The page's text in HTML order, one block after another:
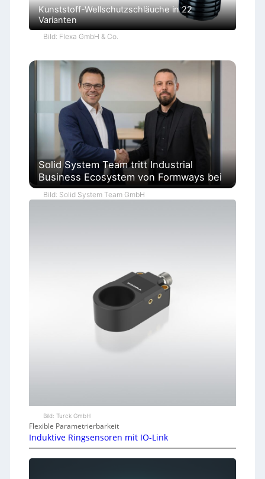
Kunststoff-Wellschutzschläuche in 22
Varianten
Bild: Flexa GmbH & Co.
Solid System Team tritt Industrial
Business Ecosystem von Formways bei
Bild: Solid System Team GmbH
Bild: Turck GmbH
Flexible Parametrierbarkeit
Induktive Ringsensoren mit IO-Link